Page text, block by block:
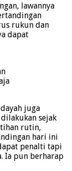
lawannya
rukun dan
dapat
juga
sejak
rutin,
hari ini
penalti tapi
Ia pun berharap